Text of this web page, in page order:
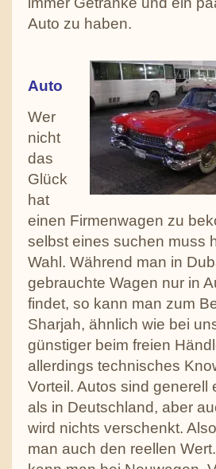
Auto zu haben.
Auto
Wer
nicht
das
Glück
hat
einen Firmenwagen zu
selbst eines suchen muss
Wahl. Während man in
gebrauchte Wagen nur in
findet, so kann man zum
Sharjah, ähnlich wie bei
günstiger beim freien
allerdings technisches
Vorteil. Autos sind generell
als in Deutschland, aber
wird nichts verschenkt.
man auch den reellen